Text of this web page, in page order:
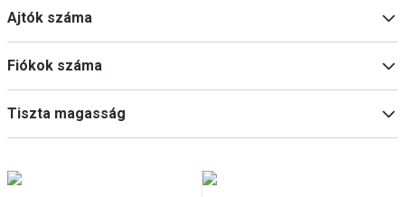
Ajtók száma
2(4)
Fiókok száma
3(2
Tiszta magasság